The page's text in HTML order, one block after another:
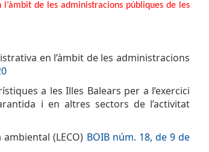
de les administracions públiques de les
en l’àmbit de les administracions
a les Illes Balears per a l’exercici
i en altres sectors de l’activitat
(LECO) BOIB núm. 18, de 9 de